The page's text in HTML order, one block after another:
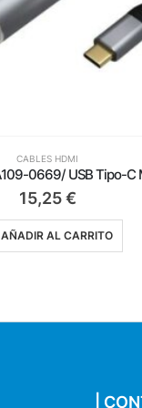
CABLES HDMI
3,49€
AÑADIR AL CARRITO
|